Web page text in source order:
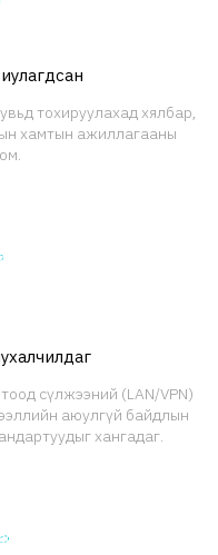
тохируулахад хялбар,
хамтын ажиллагааны
сүлжээний (LAN/VPN)
аюулгүй байдлын
хангадаг.